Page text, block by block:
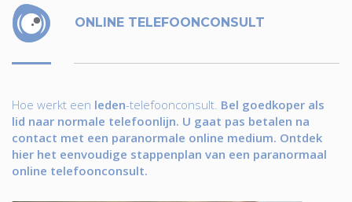
ONLINE TELEFOONCONSULT
Hoe werkt een leden-telefoonconsult. Bel goedkoper als
lid naar normale telefoonlijn. U gaat pas betalen na
contact met een paranormale online medium. Ontdek
hier het eenvoudige stappenplan van een paranormaal
online telefoonconsult.